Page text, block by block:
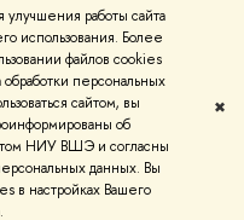
работы сайта
использования. Более
файлов cookies
персональных
сайтом, вы
об
НИУ ВШЭ и согласны
данных. Вы
в настройках Вашего
✖
материалов Адреса
вШколе дизайна НИУ ВШЭ